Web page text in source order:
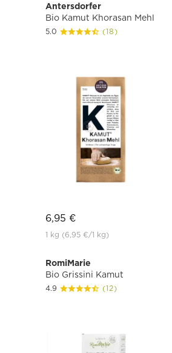
Antersdorfer
Bio Kamut Khorasan Mehl
5.0 (18)
6,95 €
1 kg (6,95 €/1 kg)
RomiMarie
Bio Grissini Kamut
4.9 (12)